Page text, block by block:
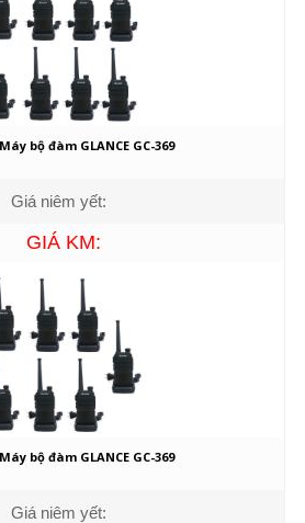
bộ đàm GLANCE GC-369
Giá niêm yết:
GIÁ KM:
bộ đàm GLANCE GC-369
Giá niêm yết: